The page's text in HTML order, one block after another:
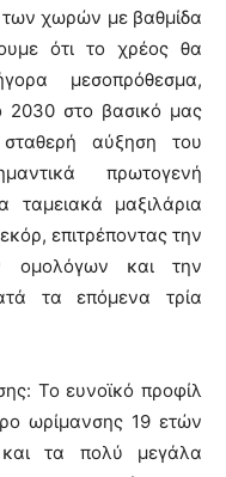
των χωρών με βαθμίδα
ότι το χρέος θα
μεσοπρόθεσμα,
2030 στο βασικό μας
αύξηση του
πρωτογενή
μαξιλάρια
επιτρέποντας την
ομολόγων και την
τα επόμενα τρία
Το ευνοϊκό προφίλ
ωρίμανσης 19 ετών
και τα πολύ μεγάλα